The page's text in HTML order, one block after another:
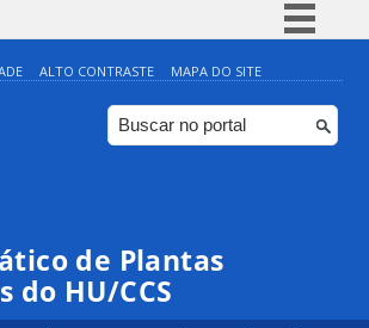
Simplifique!
Comunica BR
Participe
Canais
ALTO CONTRASTE MAPA DO SITE
de Plantas
do HU/CCS